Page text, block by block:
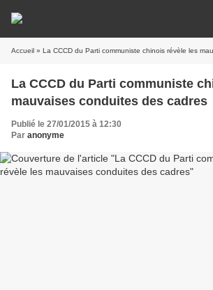
Accueil » La CCCD du Parti communiste chinois révèle les
La CCCD du Parti communiste chinois
mauvaises conduites des cadres
Publié le 27/01/2015 à 12:30
Par anonyme